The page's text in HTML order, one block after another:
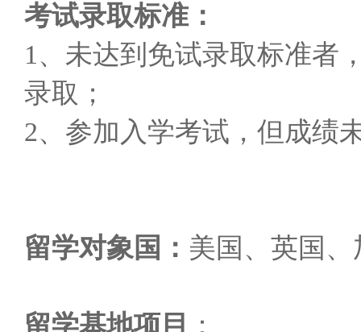
考试录取标准：
1 、未达到免试录取标准者
录取；
2、参加入学考试，但成绩
留学对象国： 美国、英国
留学基地项目 ：